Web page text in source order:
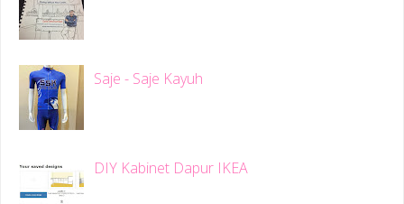
Saje - Saje Kayuh
DIY Kabinet Dapur IKEA